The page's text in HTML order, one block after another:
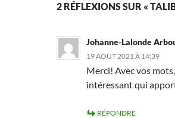
2 RÉFLEXIONS SUR «
Johanne-Lalonde
19 AOÛT 2021 À 14:39
Merci! Avec vos
intéressant qui
RÉPONDRE